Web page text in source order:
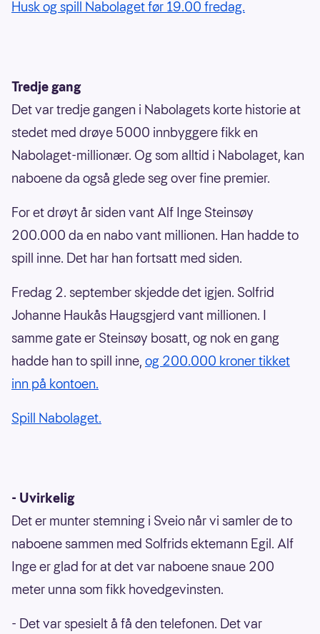
Husk og spill Nabolaget før 19.00 fredag.
Tredje gang
Det var tredje gangen i Nabolagets korte historie at
stedet med drøye 5000 innbyggere fikk en
Nabolaget-millionær. Og som alltid i Nabolaget, kan
naboene da også glede seg over fine premier.
For et drøyt år siden vant Alf Inge Steinsøy
200.000 da en nabo vant millionen. Han hadde to
spill inne. Det har han fortsatt med siden.
Fredag 2. september skjedde det igjen. Solfrid
Johanne Haukås Haugsgjerd vant millionen. I
samme gate er Steinsøy bosatt, og nok en gang
hadde han to spill inne, og 200.000 kroner tikket
inn på kontoen.
Spill Nabolaget.
- Uvirkelig
Det er munter stemning i Sveio når vi samler de to
naboene sammen med Solfrids ektemann Egil. Alf
Inge er glad for at det var naboene snaue 200
meter unna som fikk hovedgevinsten.
- Det var spesielt å få den telefonen. Det var